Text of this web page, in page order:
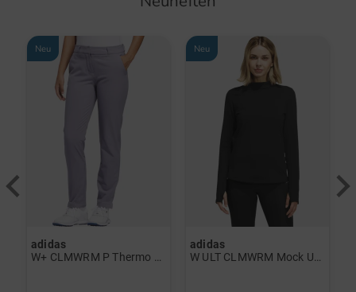
Neu
adidas
Neu
adidas